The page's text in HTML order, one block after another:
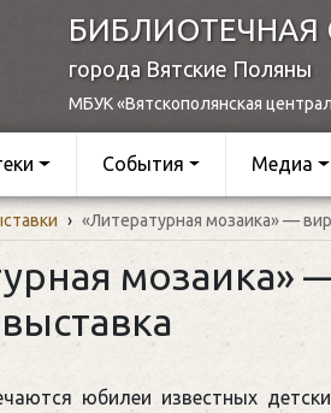
БИБЛИОТЕЧНАЯ
города Вятские Поляны
МБУК «Вятскополянская
События Медиа
› «Литературная мозаика» —
мозаика»
юбилеи известных